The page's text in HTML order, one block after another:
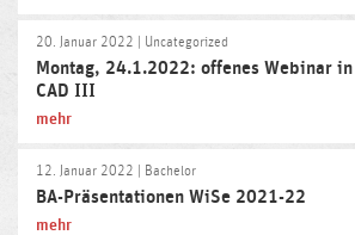
20. Januar 2022 | Uncategorized
Montag, 24.1.2022: offenes Webinar in
CAD III
mehr
12. Januar 2022 | Bachelor
BA-Präsentationen WiSe 2021-22
mehr